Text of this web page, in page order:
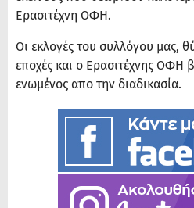
Ερασιτέχνη ΟΦΗ.
Οι εκλογές του συλλόγου μας,
εποχές και ο Ερασιτέχνης ΟΦΗ
ενωμένος απο την διαδικασία.